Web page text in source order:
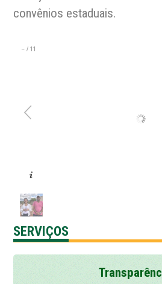
convênios estaduais.
– /11
SERVIÇOS